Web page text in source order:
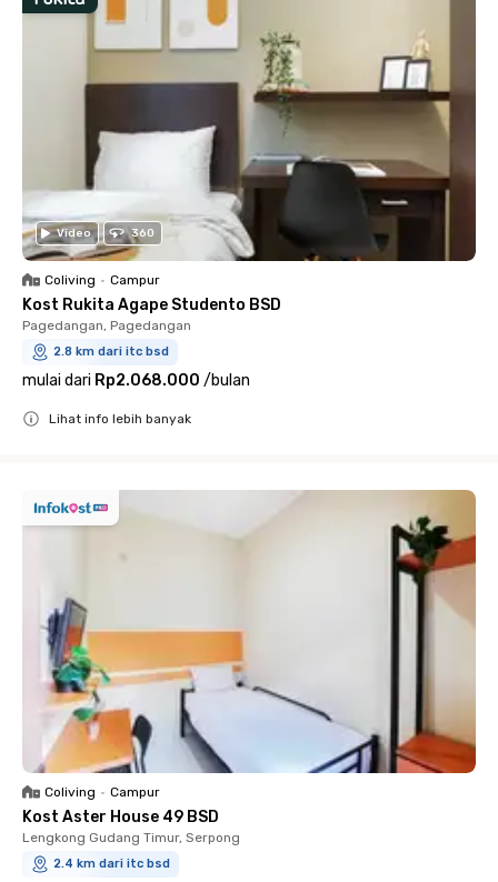
Video 360
Coliving • Campur
Kost Rukita Agape Studento BSD
Pagedangan, Pagedangan
2.8 km dari itc bsd
mulai dari Rp2.068.000 /bulan
Lihat info lebih banyak
Coliving • Campur
Kost Aster House 49 BSD
Lengkong Gudang Timur, Serpong
2.4 km dari itc bsd